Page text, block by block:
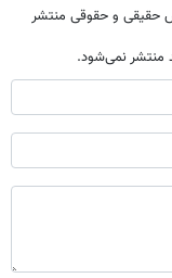
حقیقی و حقوقی منتشر
منتشر نمی‌شود.